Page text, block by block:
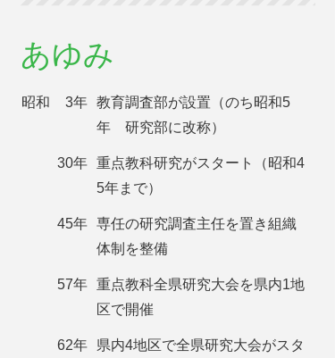
あゆみ
昭和 3年
教育調査部が設置（のち昭和5
年 研究部に改称）
30年
重点教科研究がスタート（昭和4
5年まで）
45年
専任の研究調査主任を置き組織
体制を整備
57年
重点教科全県研究大会を県内1地
区で開催
62年
県内4地区で全県研究大会がスタ